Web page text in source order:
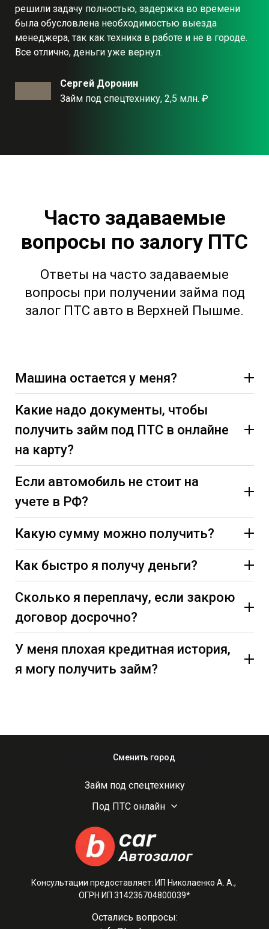
решили задачу полностью, задержка во времени
была обусловлена необходимостью выезда
менеджера, так как техника в работе и не в городе.
Все отлично, деньги уже вернул.
Сергей Доронин
Займ под спецтехнику, 2,5 млн. ₽
Часто задаваемые
вопросы по залогу ПТС
Ответы на часто задаваемые
вопросы при получении займа под
залог ПТС авто в Верхней Пышме.
Машина остается у меня?
Какие надо документы, чтобы
получить займ под ПТС в онлайне
на карту?
Если автомобиль не стоит на
учете в РФ?
Какую сумму можно получить?
Как быстро я получу деньги?
Сколько я переплачу, если закрою
договор досрочно?
У меня плохая кредитная история,
я могу получить займ?
Сменить город
Займ под спецтехнику
Под ПТС онлайн
Консультации предоставляет: ИП Николаенко А. А.,
ОГРН ИП 314236704800039*
Остались вопросы: